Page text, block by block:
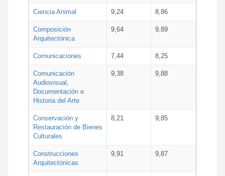
Ciencia Animal 9,24 8,86
Composición
Arquitectónica
9,64 9,89
Comunicaciones 7,44 8,25
Comunicación
Audiovisual,
Documentación e
Historia del Arte
9,38 9,88
Conservación y
Restauración de Bienes
Culturales
8,21 9,85
Construcciones
Arquitectónicas
9,91 9,87